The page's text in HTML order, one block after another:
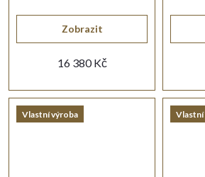
16 380 Kč
Zobrazit
Vlastní výroba Vlastní